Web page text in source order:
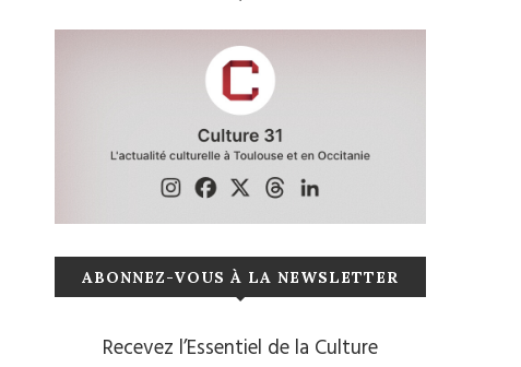
ABONNEZ-VOUS À LA NEWSLETTER
Recevez l’Essentiel de la Culture